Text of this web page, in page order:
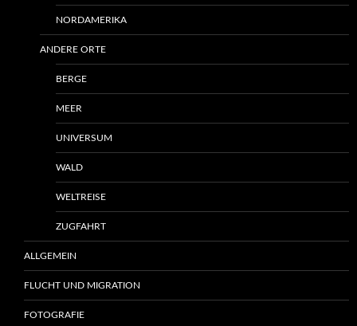
NORDAMERIKA
ANDERE ORTE
BERGE
MEER
UNIVERSUM
WALD
WELTREISE
ZUGFAHRT
ALLGEMEIN
FLUCHT UND MIGRATION
FOTOGRAFIE